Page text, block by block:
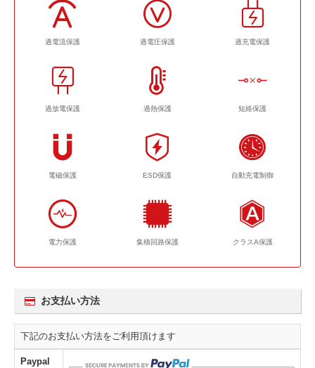
過電流保護 過電圧保護 過充電保護
過放電保護 過熱保護 短絡保護
電磁保護 ESD保護 自動充電制御
電力保護 集積回路保護 クラスA保護
お支払い方法
下記のお支払い方法をご利用頂けます
Paypal